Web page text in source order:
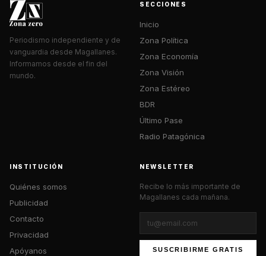
Periodismo independiente y de
vanguardia desde Magallanes.
Informamos desde el fin del
mundo.
SECCIONES
Inicio
Zona Política
Zona Economía
Zona Visión
Zona Estéreo
BDR
Último Pase
Radio Patagónica
INSTITUCIÓN
Quiénes somos
Publicidad
Contacto
Privacidad
Apóyanos
NEWSLETTER
Recibe lo más importante de
Magallanes cada mañana.
SUSCRIBIRME GRATIS